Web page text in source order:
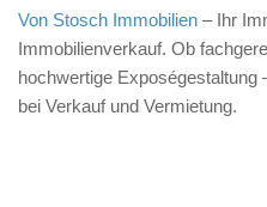
Von Stosch Immobilien – Ihr
Immobilienverkauf. Ob
hochwertige
bei Verkauf und Vermietung.